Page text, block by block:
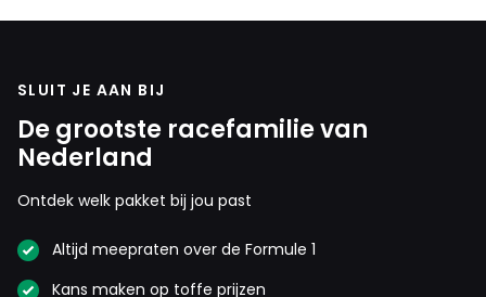
SLUIT JE AAN BIJ
De grootste racefamilie van
Nederland
Ontdek welk pakket bij jou past
Altijd meepraten over de Formule 1
Kans maken op toffe prijzen